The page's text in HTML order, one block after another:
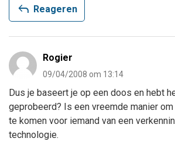
reply Reageren
Rogier
09/04/2008 om 13:14
Dus je baseert je op een doos en hebt
geprobeerd? Is een vreemde manier
te komen voor iemand van een
technologie.